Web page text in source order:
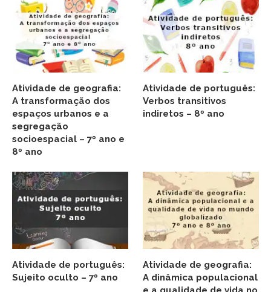
Atividade de geografia:
A transformação dos
espaços urbanos e a
segregação
socioespacial – 7º ano e
8º ano
Atividade de português:
Verbos transitivos
indiretos – 8º ano
Atividade de português:
Sujeito oculto – 7º ano
Atividade de geografia:
A dinâmica populacional